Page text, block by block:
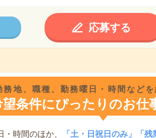
応募する
務地、職種、勤務曜日・時間など
望条件にぴったりのお仕
時間のほか、 「土・日祝日のみ」「残